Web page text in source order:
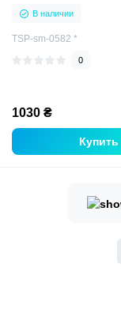
В наличии
TSP-sm-0582 *
0
1030 ₴
Купить